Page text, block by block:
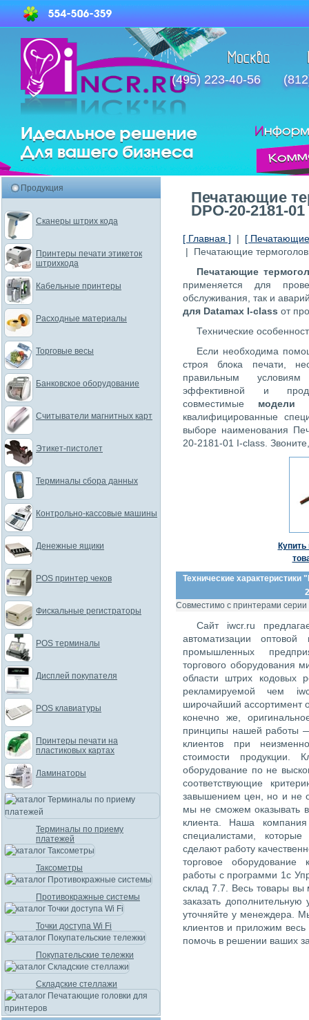
(495) 223-40-56
Печатающие
DPO-20-2181-
[ Главная ] | [ Печатающие
| Печатающие
Печатающие
применяется для
обслуживания, так и
для Datamax I-class от
Технические
Если необходима
строя блока печати,
правильным
эффективной и
совместимые модели
квалифицированные
выборе наименования
20-2181-01 I-class.
Технические характеристики "
Совместимо с принтерами серии
Сайт iwcr.ru
автоматизации
промышленных
торгового оборудования
области штрих кодовых
рекламируемой чем
широчайший ассортимент
конечно же,
принципы нашей работы
клиентов при
стоимости продукции.
оборудование по не
соответствующие
завышением цен, но и не
мы не сможем оказывать
клиента. Наша компания
специалистами,
сделают работу
торговое оборудование
работы с программи 1с
склад 7.7. Весь товары вы
заказать
уточняйте у менеждера.
клиентов и приложим
помочь в решении ваших
Продукция
Сканеры штрих кода
Принтеры печати этикеток
штрихкода
Кабельные принтеры
Расходные материалы
Торговые весы
Банковское оборудование
Считыватели магнитных карт
Этикет-пистолет
Терминалы сбора данных
Контрольно-кассовые машины
Денежные ящики
POS принтер чеков
Фискальные регистраторы
POS терминалы
Дисплей покупателя
POS клавиатуры
Принтеры печати на
пластиковых картах
Ламинаторы
Терминалы по приему
платежей
Таксометры
Противокражные системы
Точки доступа Wi Fi
Покупательские тележки
Складские стеллажи